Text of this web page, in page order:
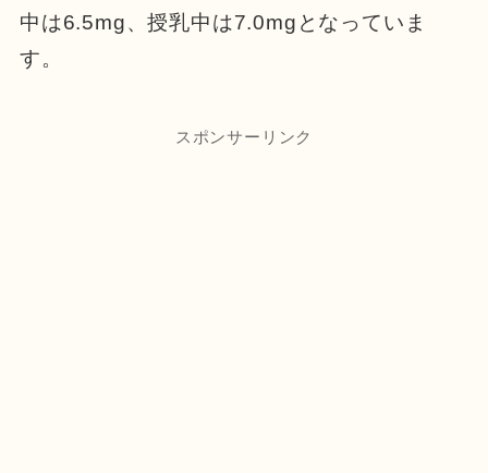
中は6.5mg、授乳中は7.0mgとなっていま
す。
スポンサーリンク